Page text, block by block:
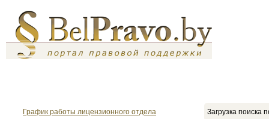
График работы лицензионного отдела
Загрузка поиска